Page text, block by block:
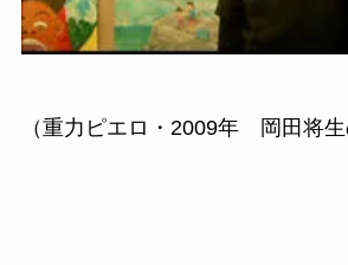
（重力ピエロ・2009年 岡田将生